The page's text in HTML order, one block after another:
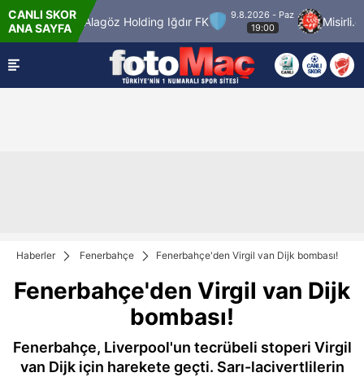
CANLI SKOR
ANA SAYFA
Alagöz Holding Iğdır FK
9.8.2026 - Paz
19:00
Misirli.com.tr
Haberler Fenerbahçe Fenerbahçe'den Virgil van Dijk bombası!
Fenerbahçe'den Virgil van Dijk
bombası!
Fenerbahçe, Liverpool'un tecrübeli stoperi Virgil
van Dijk için harekete geçti. Sarı-lacivertlilerin